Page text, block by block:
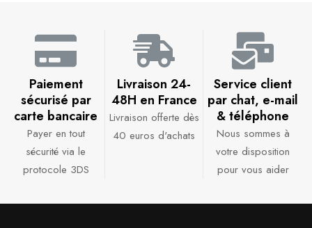
Paiement
sécurisé par
carte bancaire​
Payer en tout
sécurité via le
protocole 3DS
Livraison 24-
48H en France​
Livraison offerte dès
40 euros d'achats​
Service client
par chat, e-mail
& téléphone​
Nous sommes à
votre disposition
pour vous aider​